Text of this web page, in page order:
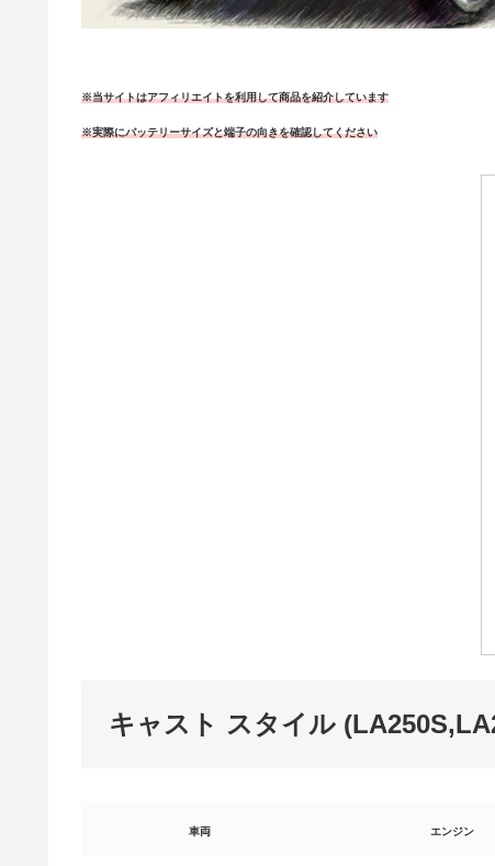
※当サイトはアフィリエイトを利用して商品を紹介しています
※実際にバッテリーサイズと端子の向きを確認してください
キャスト スタイル
車両 エンジン